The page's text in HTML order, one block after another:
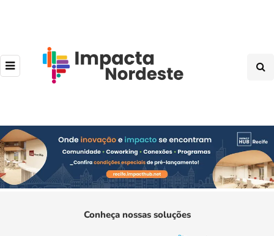
Conheça nossas soluções